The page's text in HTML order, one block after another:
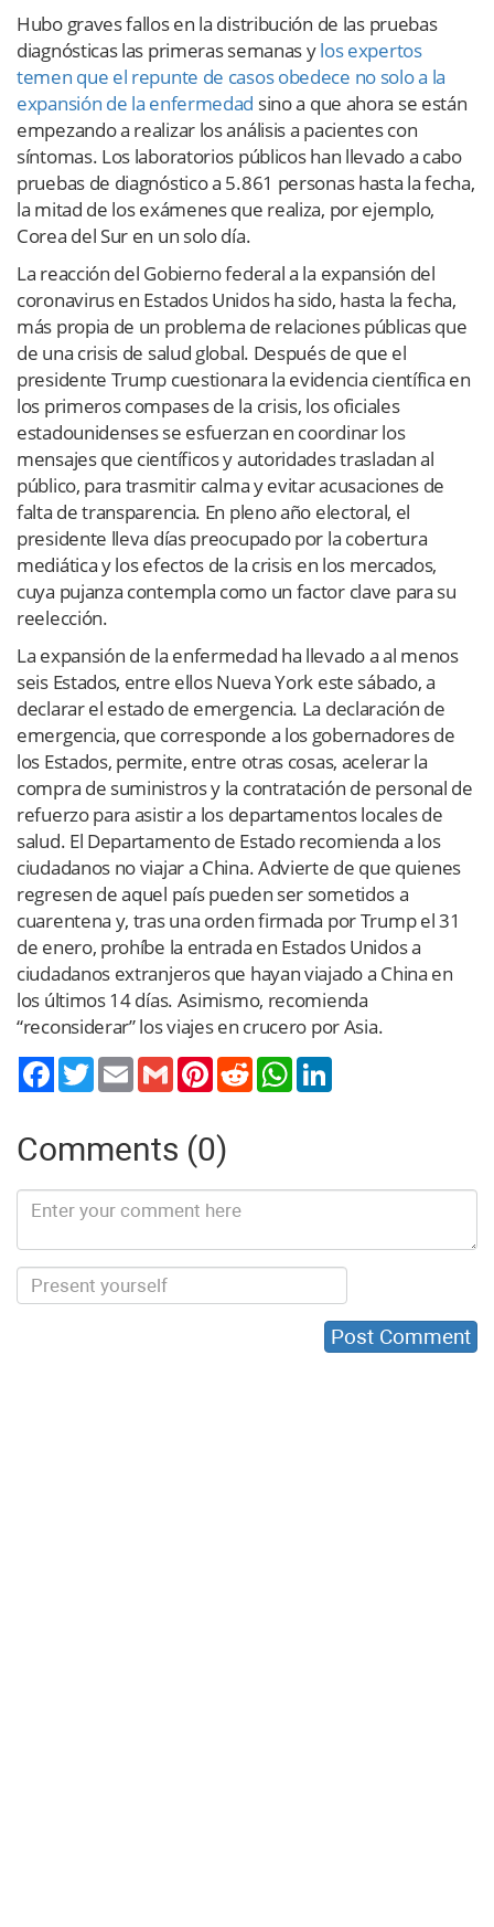
Hubo graves fallos en la distribución de las pruebas
diagnósticas las primeras semanas ylos expertos
temen que el repunte de casos obedece no solo a la
expansión de la enfermedad sino a que ahora se están
empezando a realizar los análisis a pacientes con
síntomas. Los laboratorios públicos han llevado a cabo
pruebas de diagnóstico a 5.861 personas hasta la fecha,
la mitad de los exámenes que realiza, por ejemplo,
Corea del Sur en un solo día.
La reacción del Gobierno federal a la expansión del
coronavirus en Estados Unidos ha sido, hasta la fecha,
más propia de un problema de relaciones públicas que
de una crisis de salud global. Después de que el
presidente Trump cuestionara la evidencia científica en
los primeros compases de la crisis, los oficiales
estadounidenses se esfuerzan en coordinar los
mensajes que científicos y autoridades trasladan al
público, para trasmitir calma y evitar acusaciones de
falta de transparencia. En pleno año electoral, el
presidente lleva días preocupado por la cobertura
mediática y los efectos de la crisis en los mercados,
cuya pujanza contempla como un factor clave para su
reelección.
La expansión de la enfermedad ha llevado a al menos
seis Estados, entre ellos Nueva York este sábado, a
declarar el estado de emergencia. La declaración de
emergencia, que corresponde a los gobernadores de
los Estados, permite, entre otras cosas, acelerar la
compra de suministros y la contratación de personal de
refuerzo para asistir a los departamentos locales de
salud. El Departamento de Estado recomienda a los
ciudadanos no viajar a China. Advierte de que quienes
regresen de aquel país pueden ser sometidos a
cuarentena y, tras una orden firmada por Trump el 31
de enero, prohíbe la entrada en Estados Unidos a
ciudadanos extranjeros que hayan viajado a China en
los últimos 14 días. Asimismo, recomienda
“reconsiderar” los viajes en crucero por Asia.
TwitterEmail Gmail PinterestReddit WhatsApp
Comments (0)